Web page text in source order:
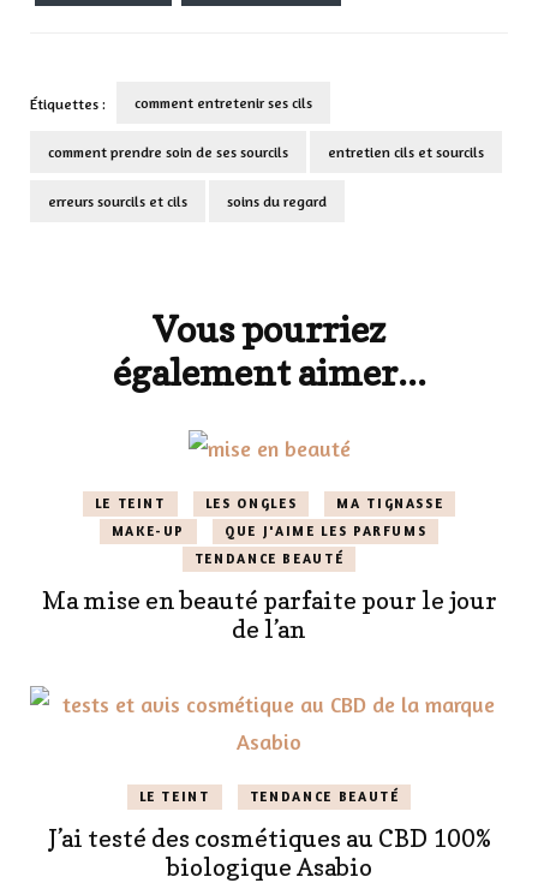
Étiquettes : comment entretenir ses cils
comment prendre soin de ses sourcils entretien cils et sourcils
erreurs sourcils et cils soins du regard
Vous pourriez
également aimer...
LE TEINT LES ONGLES
MA TIGNASSE
MAKE-UP
QUE J'AIME LES PARFUMS
TENDANCE BEAUTÉ
Ma mise en beauté parfaite pour le jour
de l’an
LE TEINT TENDANCE BEAUTÉ
J’ai testé des cosmétiques au CBD 100%
biologique Asabio